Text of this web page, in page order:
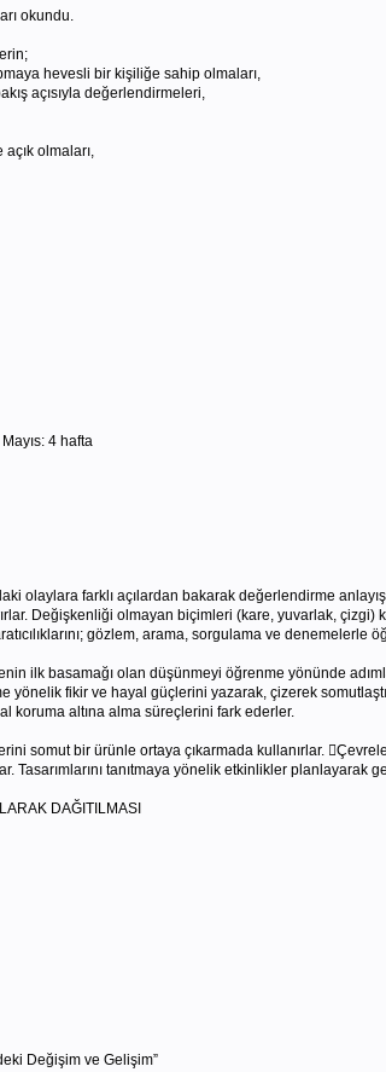
okundu.
hevesli bir kişiliğe sahip olmaları,
açısıyla değerlendirmeleri,
olmaları,
4 hafta
olaylara farklı açılardan bakarak değerlendirme
Değişkenliği olmayan biçimleri (kare, yuvarlak,
gözlem, arama, sorgulama ve
ilk basamağı olan düşünmeyi öğrenme yönünde
fikir ve hayal güçlerini yazarak, çizerek
koruma altına alma süreçlerini fark ederler.
somut bir ürünle ortaya çıkarmada kullanırlar.
Tasarımlarını tanıtmaya yönelik etkinlikler
DAĞITILMASI
Değişim ve Gelişim”